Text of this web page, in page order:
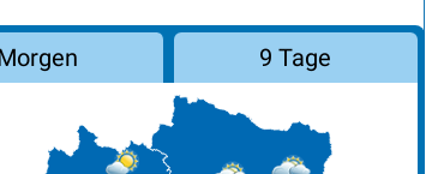
9 Tage